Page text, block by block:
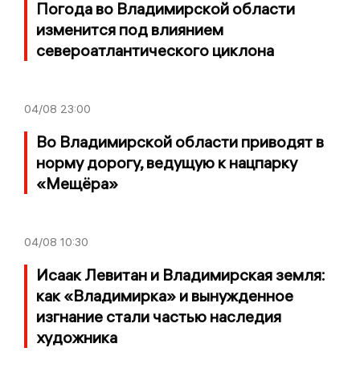
Погода во Владимирской области
изменится под влиянием
североатлантического циклона
04/08 23:00
Во Владимирской области приводят в
норму дорогу, ведущую к нацпарку
«Мещёра»
04/08 10:30
Исаак Левитан и Владимирская земля:
как «Владимирка» и вынужденное
изгнание стали частью наследия
художника